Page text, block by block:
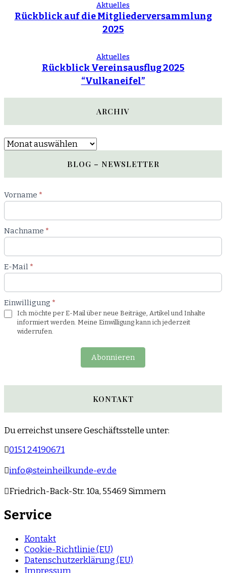
Aktuelles
Rückblick auf die Mitgliederversammlung
2025
Aktuelles
Rückblick Vereinsausflug 2025
“Vulkaneifel”
ARCHIV
Archiv
BLOG – NEWSLETTER
Newsletter
Blog
Vorname *
Nachname *
E-Mail *
Einwilligung *
Ich möchte per E-Mail über neue Beiträge, Artikel und Inhalte
informiert werden. Meine Einwilligung kann ich jederzeit
widerrufen.
Abonnieren
KONTAKT
Du erreichst unsere Geschäftsstelle unter:
0151 24190671
info@steinheilkunde-ev.de
Friedrich-Back-Str. 10a, 55469 Simmern
Service
Kontakt
Cookie-Richtlinie (EU)
Datenschutzerklärung (EU)
Impressum